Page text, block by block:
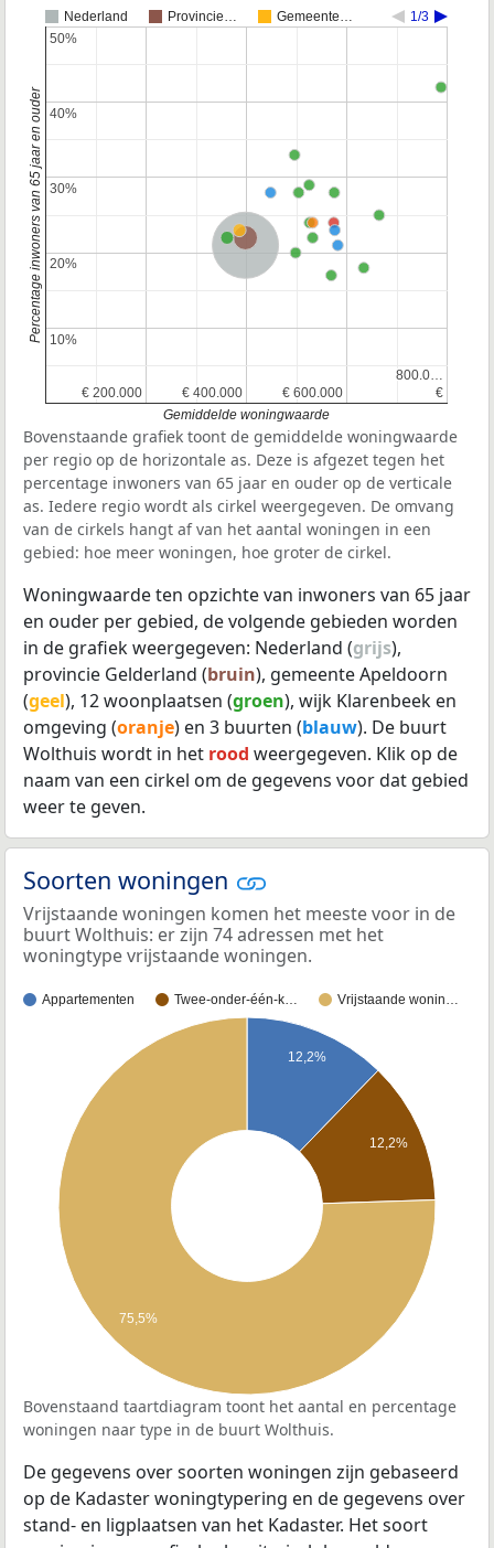
Nederland Provincie… Gemeente… 1/3
Nederland
Provincie Gelderland
€ 200.000
€ 200.000 € 400.000
€ 400.000 € 600.000
€ 600.000 €
€
800.0…
800.0…
10%
10%
20%
20%
30%
30%
40%
40%
50%
50%
Gemiddelde woningwaarde
Percentage inwoners van 65 jaar en ouder
Bovenstaande grafiek toont de gemiddelde woningwaarde
per regio op de horizontale as. Deze is afgezet tegen het
percentage inwoners van 65 jaar en ouder op de verticale
as. Iedere regio wordt als cirkel weergegeven. De omvang
van de cirkels hangt af van het aantal woningen in een
gebied: hoe meer woningen, hoe groter de cirkel.
Woningwaarde ten opzichte van inwoners van 65 jaar
en ouder per gebied, de volgende gebieden worden
in de grafiek weergegeven: Nederland (grijs),
provincie Gelderland (bruin), gemeente Apeldoorn
(geel), 12 woonplaatsen (groen), wijk Klarenbeek en
omgeving (oranje) en 3 buurten (blauw). De buurt
Wolthuis wordt in het rood weergegeven. Klik op de
naam van een cirkel om de gegevens voor dat gebied
weer te geven.
Soorten woningen
Vrijstaande woningen komen het meeste voor in de
buurt Wolthuis: er zijn 74 adressen met het
woningtype vrijstaande woningen.
Appartementen Twee-onder-één-k… Vrijstaande wonin…
12,2%
12,2%
75,5%
Bovenstaand taartdiagram toont het aantal en percentage
woningen naar type in de buurt Wolthuis.
De gegevens over soorten woningen zijn gebaseerd
op de Kadaster woningtypering en de gegevens over
stand- en ligplaatsen van het Kadaster. Het soort